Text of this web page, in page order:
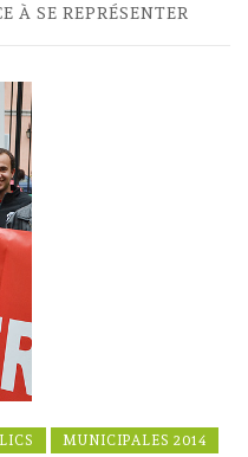
À SE REPRÉSENTER
MUNICIPALES 2014